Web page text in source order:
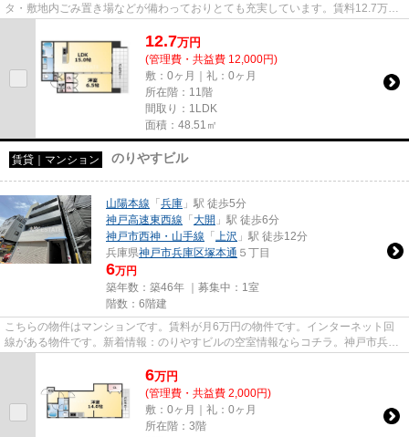
タ・敷地内ごみ置き場などが備わっておりとても充実しています。賃料12.7万円
12.7万円
(管理費・共益費 12,000円)
敷：0ヶ月｜礼：0ヶ月
所在階：11階
間取り：1LDK
面積：48.51㎡
賃貸｜マンション のりやすビル
山陽本線 「 兵庫 」駅 徒歩5分
神戸高速東西線 「 大開 」駅 徒歩6分
神戸市西神・山手線 「 上沢 」駅 徒歩12分
兵庫県神戸市兵庫区塚本通 ５丁目
6万円
築年数：築46年 ｜募集中： 1室
階数：6階建
こちらの物件はマンションです。賃料が月6万円の物件です。インターネット回
線がある物件です。新着情報：のりやすビルの空室情報ならコチラ。神戸市兵庫
6万円
(管理費・共益費 2,000円)
敷：0ヶ月｜礼：0ヶ月
所在階：3階